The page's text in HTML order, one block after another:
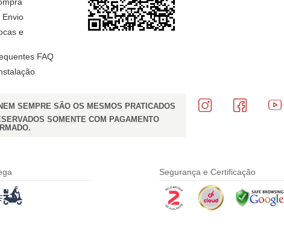
Envio
e
FAQ
SEMPRE SÃO OS MESMOS PRATICADOS
SOMENTE COM PAGAMENTO
Segurança e Certificação